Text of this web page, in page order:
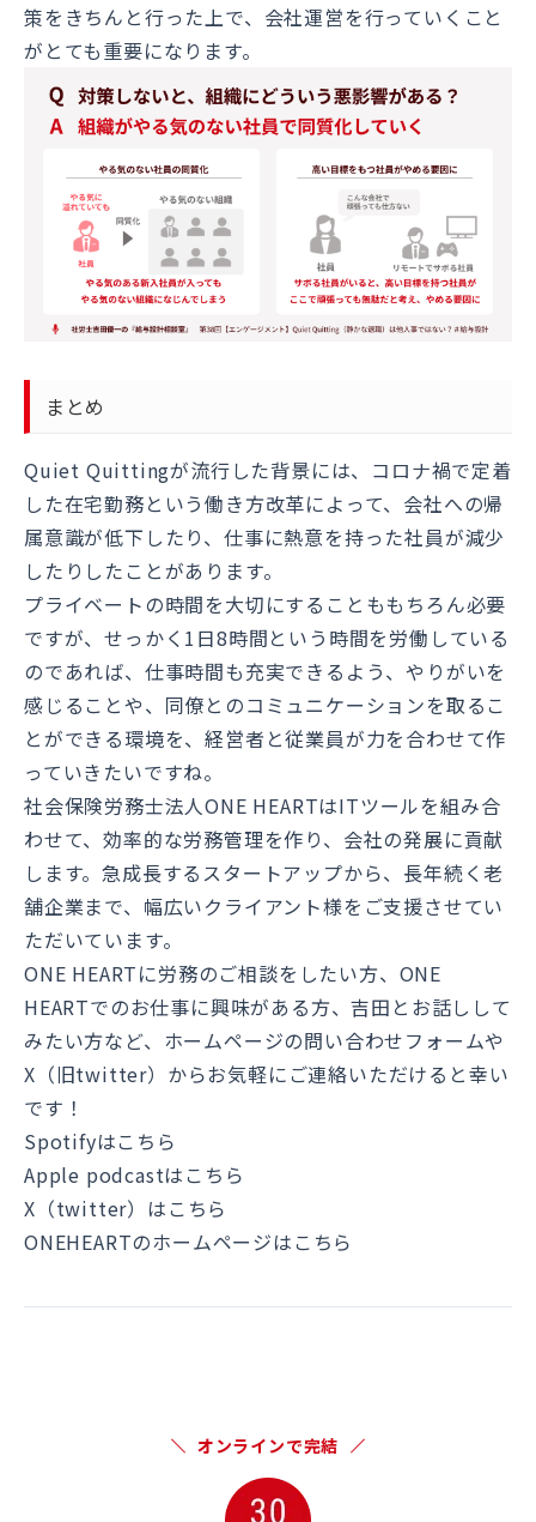
策をきちんと行った上で、会社運営を行っていくこと
がとても重要になります。
まとめ
Quiet Quittingが流行した背景には、コロナ禍で定着
した在宅勤務という働き方改革によって、会社への帰
属意識が低下したり、仕事に熱意を持った社員が減少
したりしたことがあります。
プライベートの時間を大切にすることももちろん必要
ですが、せっかく1日8時間という時間を労働している
のであれば、仕事時間も充実できるよう、やりがいを
感じることや、同僚とのコミュニケーションを取るこ
とができる環境を、経営者と従業員が力を合わせて作
っていきたいですね。
社会保険労務士法人ONE HEARTはITツールを組み合
わせて、効率的な労務管理を作り、会社の発展に貢献
します。急成長するスタートアップから、長年続く老
舗企業まで、幅広いクライアント様をご支援させてい
ただいています。
ONE HEARTに労務のご相談をしたい方、ONE
HEARTでのお仕事に興味がある方、吉田とお話しして
みたい方など、ホームページの問い合わせフォームや
X（旧twitter）からお気軽にご連絡いただけると幸い
です！
Spotifyはこちら
Apple podcastはこちら
X（twitter）はこちら
ONEHEARTのホームページはこちら
オンラインで完結